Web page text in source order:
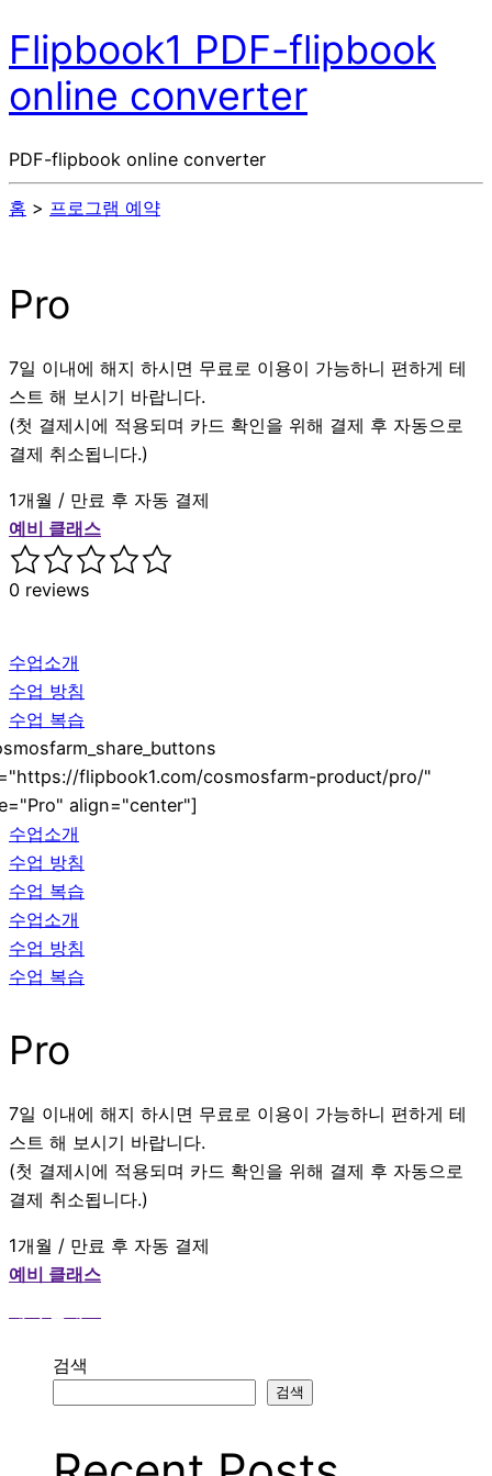
Flipbook1 PDF-flipbook
online converter
PDF-flipbook online converter
홈 > 프로그램 예약
Pro
7일 이내에 해지 하시면 무료로 이용이 가능하니 편하게 테
스트 해 보시기 바랍니다.
(첫 결제시에 적용되며 카드 확인을 위해 결제 후 자동으로
결제 취소됩니다.)
1개월 / 만료 후 자동 결제
예비 클래스
0 reviews
수업소개
수업 방침
수업 복습
flipbook1.com/cosmosfarm-product/pro/"
align="center"]
수업소개
수업 방침
수업 복습
수업소개
수업 방침
수업 복습
Pro
7일 이내에 해지 하시면 무료로 이용이 가능하니 편하게 테
스트 해 보시기 바랍니다.
(첫 결제시에 적용되며 카드 확인을 위해 결제 후 자동으로
결제 취소됩니다.)
1개월 / 만료 후 자동 결제
예비 클래스
검색
검색